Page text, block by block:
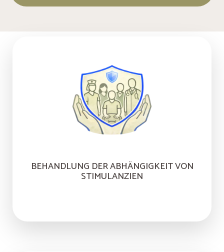
BEHANDLUNG DER ABHÄNGIGKEIT VON
STIMULANZIEN